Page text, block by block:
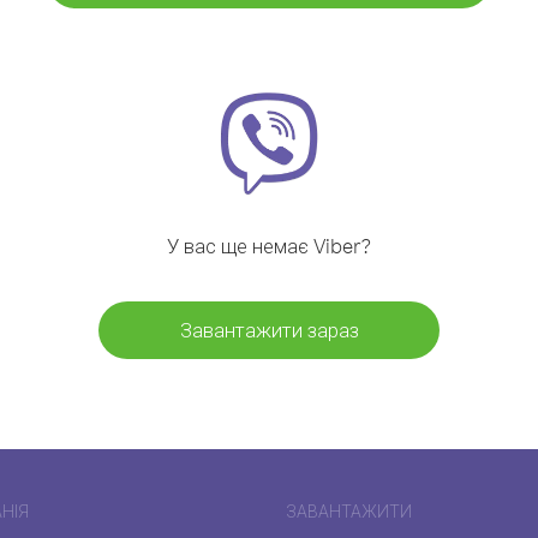
У вас ще немає Viber?
Завантажити зараз
ЗАВАНТАЖИТИ